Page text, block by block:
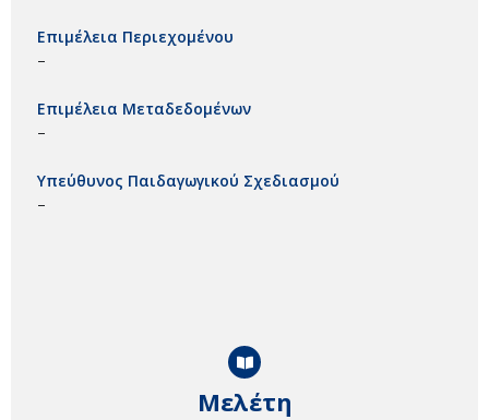
Μελέτη
Επιμέλεια Περιεχομένου
–
Επιμέλεια Μεταδεδομένων
–
Υπεύθυνος Παιδαγωγικού Σχεδιασμού
–